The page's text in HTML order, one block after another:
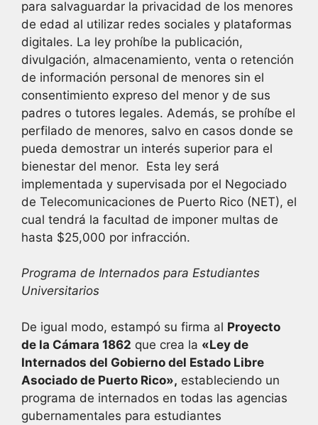
para salvaguardar la privacidad de los menores
de edad al utilizar redes sociales y plataformas
digitales. La ley prohíbe la publicación,
divulgación, almacenamiento, venta o retención
de información personal de menores sin el
consentimiento expreso del menor y de sus
padres o tutores legales. Además, se prohíbe el
perfilado de menores, salvo en casos donde se
pueda demostrar un interés superior para el
bienestar del menor. Esta ley será
implementada y supervisada por el Negociado
de Telecomunicaciones de Puerto Rico (NET), el
cual tendrá la facultad de imponer multas de
hasta $25,000 por infracción.
Programa de Internados para Estudiantes
Universitarios
De igual modo, estampó su firma al Proyecto
de la Cámara 1862 que crea la «Ley de
Internados del Gobierno del Estado Libre
Asociado de Puerto Rico», estableciendo un
programa de internados en todas las agencias
gubernamentales para estudiantes